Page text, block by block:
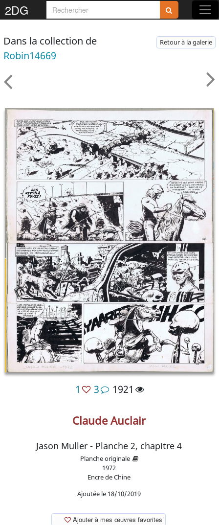
2DG
Dans la collection de
Robin14669
Retour à la galerie
1 3 1921
Claude Auclair
Jason Muller - Planche 2, chapitre 4
Planche originale
1972
Encre de Chine
Ajoutée le 18/10/2019
Ajouter à mes œuvres favorites